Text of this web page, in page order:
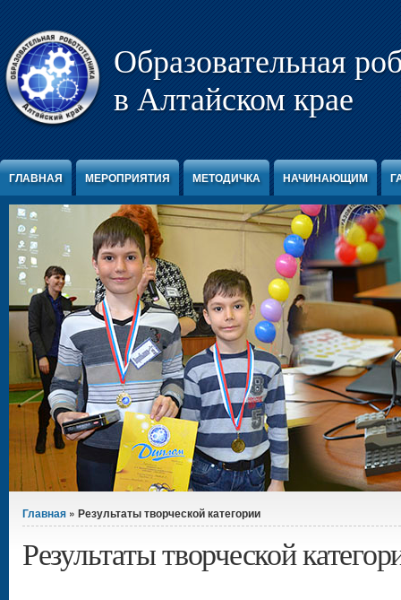
Образовательная
в Алтайском крае
ГЛАВНАЯ МЕРОПРИЯТИЯ МЕТОДИЧКА НАЧИНАЮЩИМ
Вы здесь
Главная » Результаты творческой категории
Результаты творческой